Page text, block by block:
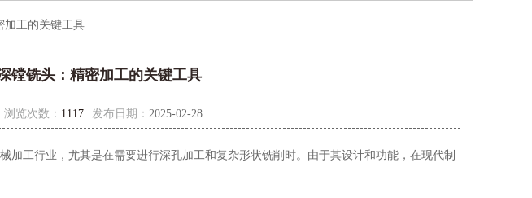
加工的关键工具
镗铣头：精密加工的关键工具
浏览次数： 1117 发布日期： 2025-02-28
工行业，尤其是在需要进行深孔加工和复杂形状铣削时。由于其设计和功能，在现代制